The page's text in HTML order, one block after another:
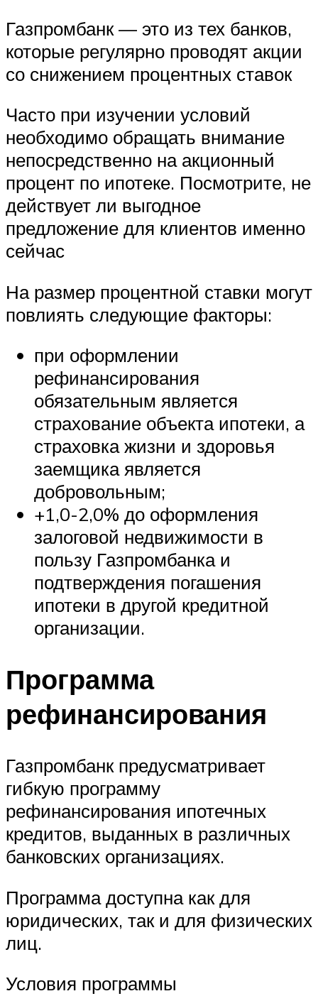
Газпромбанк — это из тех банков,
которые регулярно проводят акции
со снижением процентных ставок
Часто при изучении условий
необходимо обращать внимание
непосредственно на акционный
процент по ипотеке. Посмотрите, не
действует ли выгодное
предложение для клиентов именно
сейчас
На размер процентной ставки могут
повлиять следующие факторы:
при оформлении
рефинансирования
обязательным является
страхование объекта ипотеки, а
страховка жизни и здоровья
заемщика является
добровольным;
+1,0-2,0% до оформления
залоговой недвижимости в
пользу Газпромбанка и
подтверждения погашения
ипотеки в другой кредитной
организации.
Программа
рефинансирования
Газпромбанк предусматривает
гибкую программу
рефинансирования ипотечных
кредитов, выданных в различных
банковских организациях.
Программа доступна как для
юридических, так и для физических
лиц.
Условия программы